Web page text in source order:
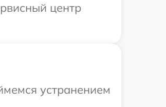
центр
устранением